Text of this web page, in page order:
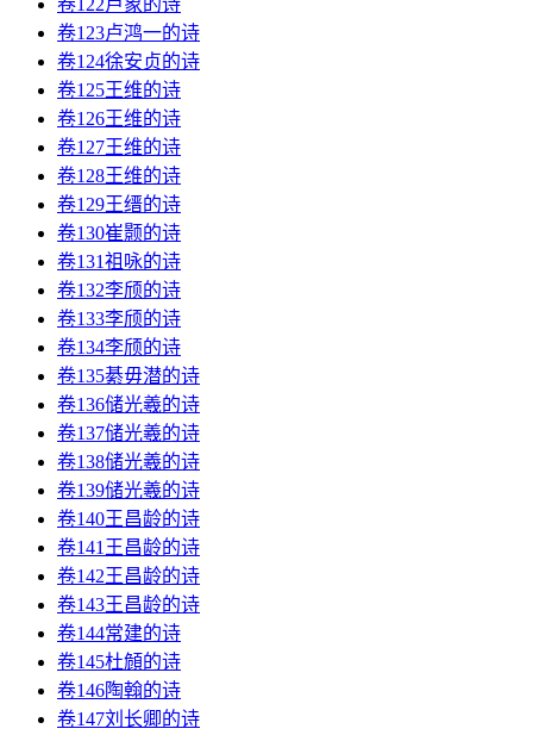
卷123卢鸿一的诗
卷124徐安贞的诗
卷125王维的诗
卷126王维的诗
卷127王维的诗
卷128王维的诗
卷129王缙的诗
卷130崔颢的诗
卷131祖咏的诗
卷132李颀的诗
卷133李颀的诗
卷134李颀的诗
卷135綦毋潜的诗
卷136储光羲的诗
卷137储光羲的诗
卷138储光羲的诗
卷139储光羲的诗
卷140王昌龄的诗
卷141王昌龄的诗
卷142王昌龄的诗
卷143王昌龄的诗
卷144常建的诗
卷145杜頠的诗
卷146陶翰的诗
卷147刘长卿的诗